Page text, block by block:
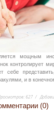
мощным
контролирует
себе
и в
627
(0)